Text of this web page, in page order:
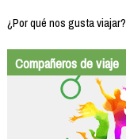
¿Por qué nos gusta viajar?
Compañeros de viaje